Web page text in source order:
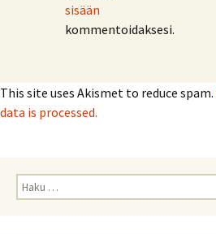
sisään
kommentoidaksesi.
This site uses Akismet to reduce spam.
data is processed.
Haku: